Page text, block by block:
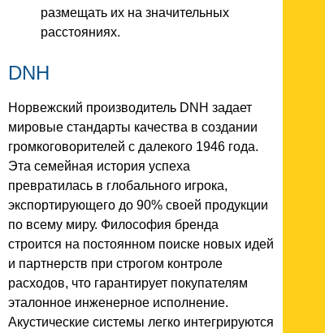
размещать их на значительных
расстояниях.
DNH
Норвежский производитель DNH задает
мировые стандарты качества в создании
громкоговорителей с далекого 1946 года.
Эта семейная история успеха
превратилась в глобального игрока,
экспортирующего до 90% своей продукции
по всему миру. Философия бренда
строится на постоянном поиске новых идей
и партнерств при строгом контроле
расходов, что гарантирует покупателям
эталонное инженерное исполнение.
Акустические системы легко интегрируются